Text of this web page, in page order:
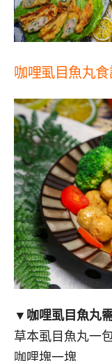
咖哩虱目魚丸
▼咖哩虱目魚丸
草本虱目魚丸一
咖哩塊一塊